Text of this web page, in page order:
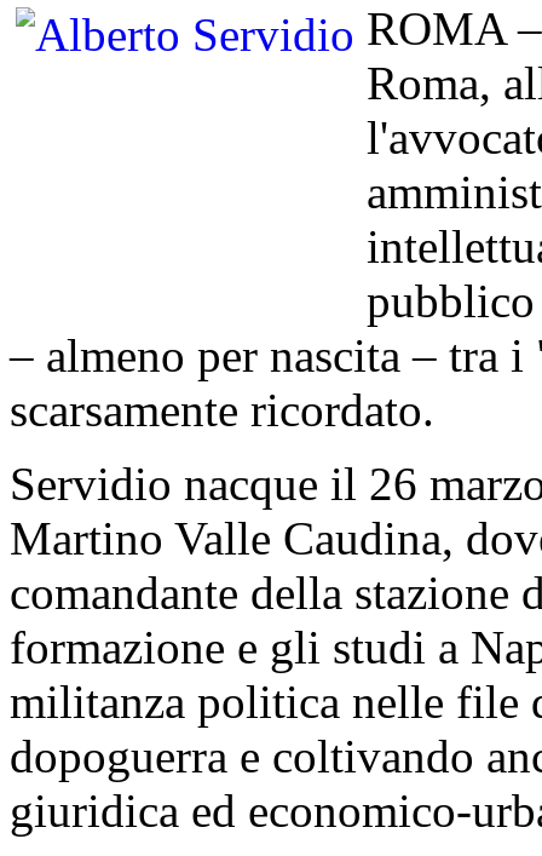
ROMA
Roma,
pubblico
– almeno per nascita – tra
scarsamente ricordato.
Servidio nacque il 26
Martino Valle Caudina,
comandante della stazione
formazione e gli studi a
militanza politica nelle file
dopoguerra e coltivando
giuridica ed economico-